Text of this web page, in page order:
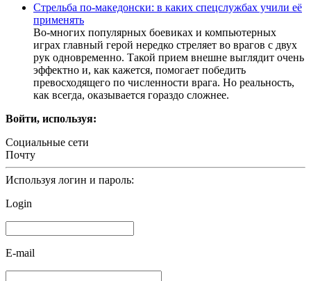
Стрельба по-македонски: в каких спецслужбах учили её
применять
Во-многих популярных боевиках и компьютерных
играх главный герой нередко стреляет во врагов с двух
рук одновременно. Такой прием внешне выглядит очень
эффектно и, как кажется, помогает победить
превосходящего по численности врага. Но реальность,
как всегда, оказывается гораздо сложнее.
Войти, используя:
Социальные сети
Почту
Используя логин и пароль:
Login
E-mail